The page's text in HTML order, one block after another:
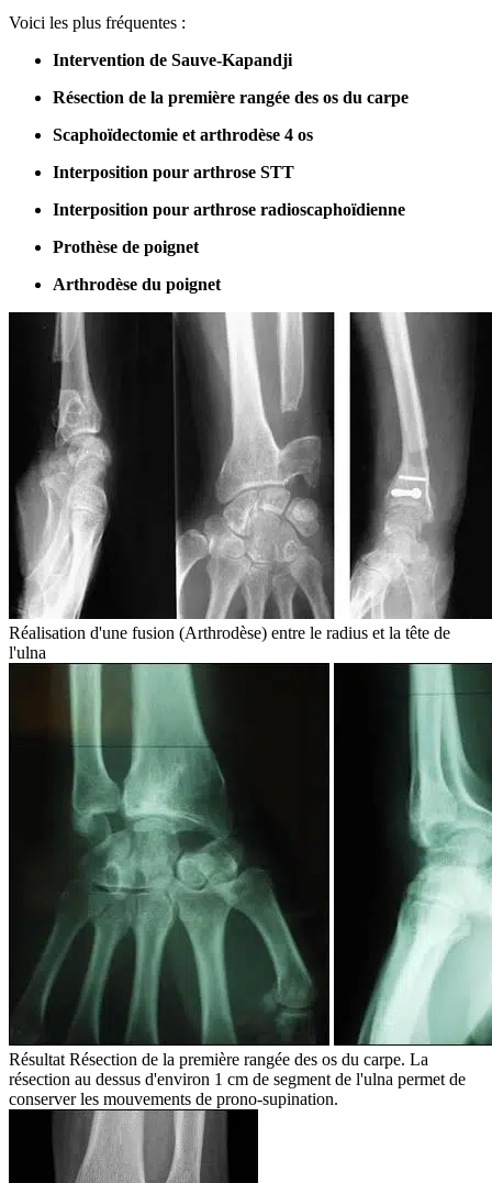
Voici les plus fréquentes :
Intervention de Sauve-Kapandji
Résection de la première rangée des os du carpe
Scaphoïdectomie et arthrodèse 4 os
Interposition pour arthrose STT
Interposition pour arthrose radioscaphoïdienne
Prothèse de poignet
Arthrodèse du poignet
Réalisation d'une fusion (Arthrodèse) entre le radius et la tête de
l'ulna
Résultat Résection de la première rangée des os du carpe. La
résection au dessus d'environ 1 cm de segment de l'ulna permet de
conserver les mouvements de prono-supination.